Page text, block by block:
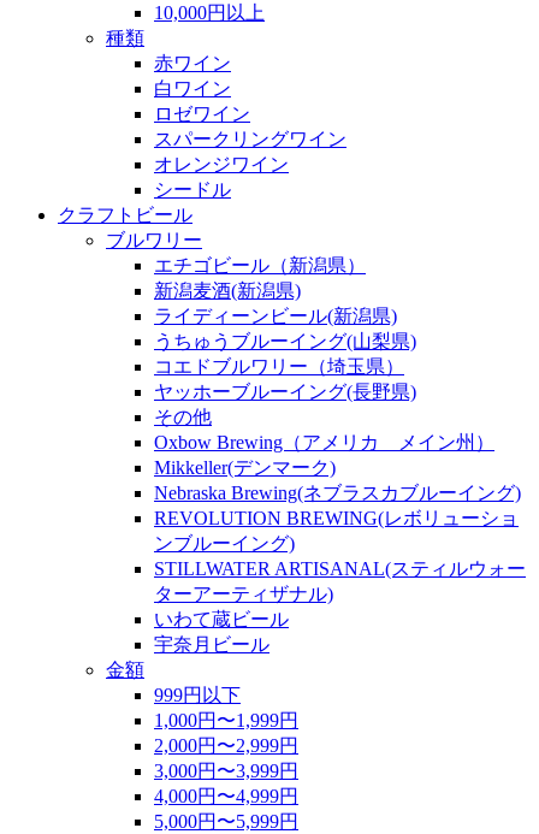
10,000円以上
種類
赤ワイン
白ワイン
ロゼワイン
スパークリングワイン
オレンジワイン
シードル
クラフトビール
ブルワリー
エチゴビール（新潟県）
新潟麦酒(新潟県)
ライディーンビール(新潟県)
うちゅうブルーイング(山梨県)
コエドブルワリー（埼玉県）
ヤッホーブルーイング(長野県)
その他
Oxbow Brewing（アメリカ メイン州）
Mikkeller(デンマーク)
Nebraska Brewing(ネブラスカブルーイング)
REVOLUTION BREWING(レボリューショ
ンブルーイング)
STILLWATER ARTISANAL(スティルウォー
ターアーティザナル)
いわて蔵ビール
宇奈月ビール
金額
999円以下
1,000円〜1,999円
2,000円〜2,999円
3,000円〜3,999円
4,000円〜4,999円
5,000円〜5,999円